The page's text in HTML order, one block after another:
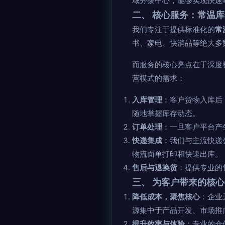
二、 核心服务：常温
我们专注于提供标准化的常
书、家电、快消品等绝大多
而服务的核心亮点在于深
营模式的需求：
入库管理 ：客户货物入库
随地掌握库存动态。
订单处理 ：一旦客户平台
快递集成 ：我们与主流快
物流面单打印和快速出库。
售后与退换货：提供专业
三、 为客户带来的核
降低成本，聚焦核心：企业
源集中于产品开发、市场